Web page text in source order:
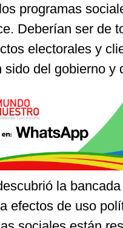
programas
Deberían ser de
electorales y
sido del gobierno y
la
efectos de uso